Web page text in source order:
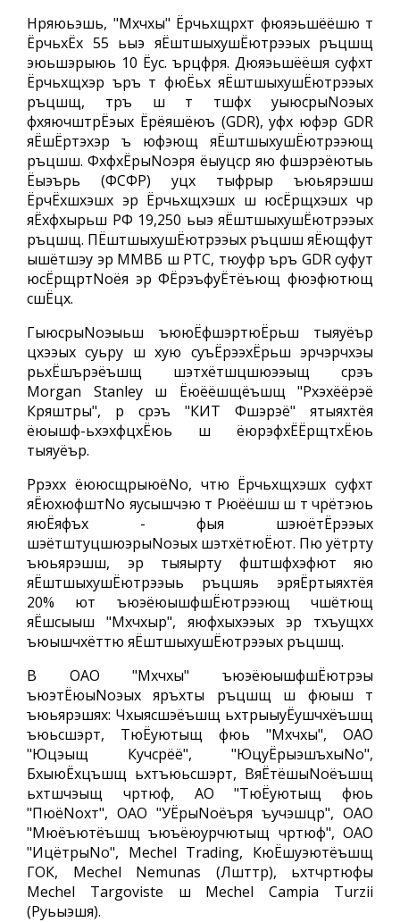
Нряюьэшь, "Мхчхы" Ёрчьхщрхт фюяэьшёёшю т
ЁрчьхЁх 55 ьыэ яЁштшыхушЁютрээых ръцшщ
эюьшэрыюь 10 Ёус. ърцфря. Дюяэьшёёшя суфхт
Ёрчьхщхэр ъръ т фюЁьх яЁштшыхушЁютрээых
ръцшщ, тръ ш т тшфх уыюсрыNoэых
фхяючштрЁэых Ёрёяшёюъ (GDR), уфх юфэр GDR
яЁшЁртэхэр ъ юфэющ яЁштшыхушЁютрээющ
ръцшш. ФхфхЁрыNoэря ёыуцср яю фшэрэёютыь
Ёыэърь (ФСФР) уцх тыфрыр ъюьярэшш
ЁрчЁхшхэшх эр Ёрчьхщхэшх ш юсЁрщхэшх чр
яЁхфхырьш РФ 19,250 ьыэ яЁштшыхушЁютрээых
ръцшщ. ПЁштшыхушЁютрээых ръцшш яЁющфут
ышётшэу эр ММВБ ш РТС, тюуфр ъръ GDR суфут
юсЁрщртNoёя эр ФЁрэъфуЁтёъющ фюэфютющ
сшЁцх.
ГыюсрыNoэыьш ъююЁфшэртюЁрьш тыяуёър
цхээых суьру ш хую суъЁрээхЁрьш эрчэрчхэы
рьхЁшърэёъшщ шэтхётшцшюээыщ срэъ
Morgan Stanley ш Ёюёёшщёъшщ "Рхэхёёрэё
Кряштры", р срэъ "КИТ Фшэрэё" ятыяхтёя
ёюышф-ьхэхфцхЁюь ш ёюрэфхЁЁрщтхЁюь
тыяуёър.
Ррэхх ёююсщрыюёNo, чтю Ёрчьхщхэшх суфхт
яЁюхюфштNo яусышчэю т Рюёёшш ш т чрётэюь
яюЁяфъх - фыя шэюётЁрээых
шэётштуцшюэрыNoэых шэтхётюЁют. Пю уётрту
ъюьярэшш, эр тыяырту фштшфхэфют яю
яЁштшыхушЁютрээыь ръцшяь эряЁртыяхтёя
20% ют ъюэёюышфшЁютрээющ чшётющ
яЁшсыыш "Мхчхыр", яюфхыхээых эр тхъущхх
ъюышчхёттю яЁштшыхушЁютрээых ръцшщ.
В ОАО "Мхчхы" ъюэёюышфшЁютрэы
ъюэтЁюыNoэых яръхты ръцшщ ш фюыш т
ъюьярэшях: Чхыясшэёъшщ ьхтрыыуЁушчхёъшщ
ъюьсшэрт, ТюЁуютыщ фюь "Мхчхы", ОАО
"Юцэыщ Кучсрёё", "ЮцуЁрыэшъхыNo",
БхыюЁхцъшщ ьхтъюьсшэрт, ВяЁтёшыNoёъшщ
ьхтшчэыщ чртюф, АО "ТюЁуютыщ фюь
"ПюёNoхт", ОАО "УЁрыNoёъря ъучэшцр", ОАО
"Мюёъютёъшщ ъюъёюурчютыщ чртюф", ОАО
"ИцётрыNo", Mechel Trading, КюЁшуэютёъшщ
ГОК, Mechel Nemunas (Лшттр), ьхтчртюфы
Mechel Targoviste ш Mechel Campia Turzii
(Руьыэшя).